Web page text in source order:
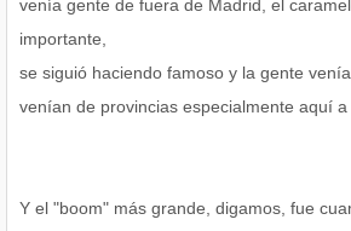
venía gente de fuera de Madrid, el
importante,
se siguió haciendo famoso y la gente venía
venían de provincias especialmente aquí a
Y el "boom" más grande, digamos, fue